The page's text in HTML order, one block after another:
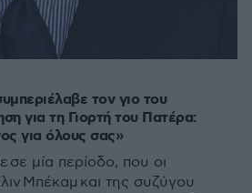
τον γιο του
για τη Γιορτή του Πατέρα:
για όλους σας»
σε μία περίοδο, που οι
Μπέκαμ και της συζύγου